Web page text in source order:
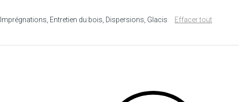
Imprégnations Entretien du bois Dispersions Glacis Effacer tout